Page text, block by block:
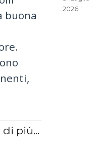
buona
più...
on
2026